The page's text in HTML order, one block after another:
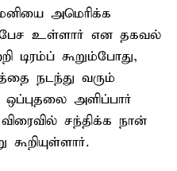
அமெரிக்க
பேச உள்ளார் என தகவல்
டிரம்ப் கூறும்போது,
நடந்து வரும்
ஒப்புதலை அளிப்பார்
சந்திக்க நான்